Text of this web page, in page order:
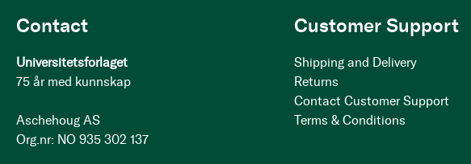
Contact
Universitetsforlaget
75 år med kunnskap
Aschehoug AS
Org.nr: NO 935 302 137
Customer Support
Shipping and Delivery
Returns
Contact Customer Support
Terms & Conditions